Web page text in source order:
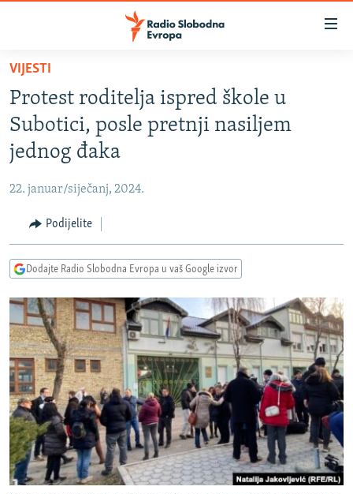
Pređite
glavni
sadržaj
Pređite
na
glavnu
navigaciju
Pređite
na
pretragu
BOSNA I HERCEGOVINA
SRBIJA
CRNA GORA
VIZUELNO
INFOGRAFIKE
RAT U UKRAJINI
KINA NA BALKANU
RSE PRIČE IZ SVIJETA
ISPRIČAJ MI
DNEVNO@RSE
SPECIJALI RSE
VIŠE OD NASLOVA
GENOCID U SREBRENICI
PRATITE NAS
VIJESTI
Protest roditelja ispred škole u
Subotici, posle pretnji nasiljem
jednog đaka
22. januar/siječanj, 2024.
Podijelite
Dodajte Radio Slobodna Evropa u vaš Google izvor